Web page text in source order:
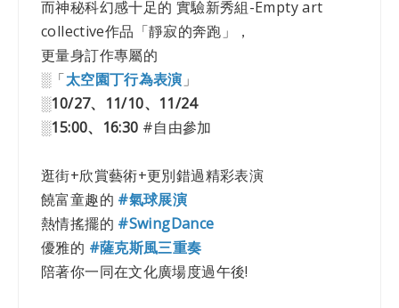
而神秘科幻感十足的 實驗新秀組-Empty art
collective作品「靜寂的奔跑」，
更量身訂作專屬的
░「太空園丁行為表演 」
░10/27、11/10、11/24
░15:00、16:30 #自由參加
逛街+欣賞藝術+更別錯過精彩表演
饒富童趣的 #氣球展演
熱情搖擺的 #SwingDance
優雅的 #薩克斯風三重奏
陪著你一同在文化廣場度過午後!